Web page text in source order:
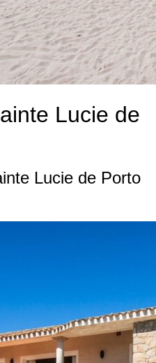
Lucie de
Lucie de Porto